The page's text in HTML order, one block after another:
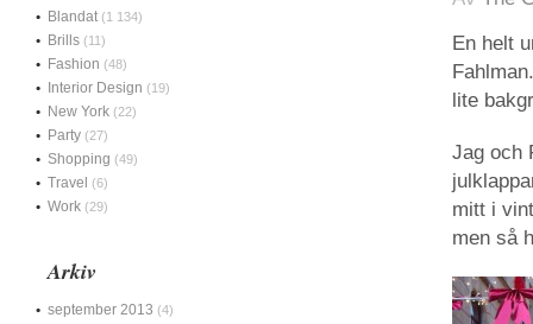
En helt
lite
Jag och
mitt i
men så
Blandat (1 134)
Brills (11)
Fashion (48)
Interior Design (19)
New York (22)
Party (27)
Shopping (49)
Travel (6)
Work (29)
Arkiv
september 2013 (4)